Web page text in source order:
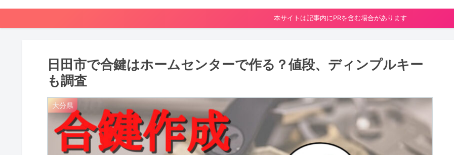
本サイトは記事内にPRを含む場合があります
日田市で合鍵はホームセンターで作る？値段、ディンプルキー
も調査
大分県